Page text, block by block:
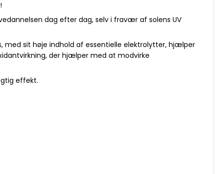
dag efter dag, selv i fravær af solens UV
med sit høje indhold af essentielle elektrolytter, hjælper
der hjælper med at modvirke
effekt.